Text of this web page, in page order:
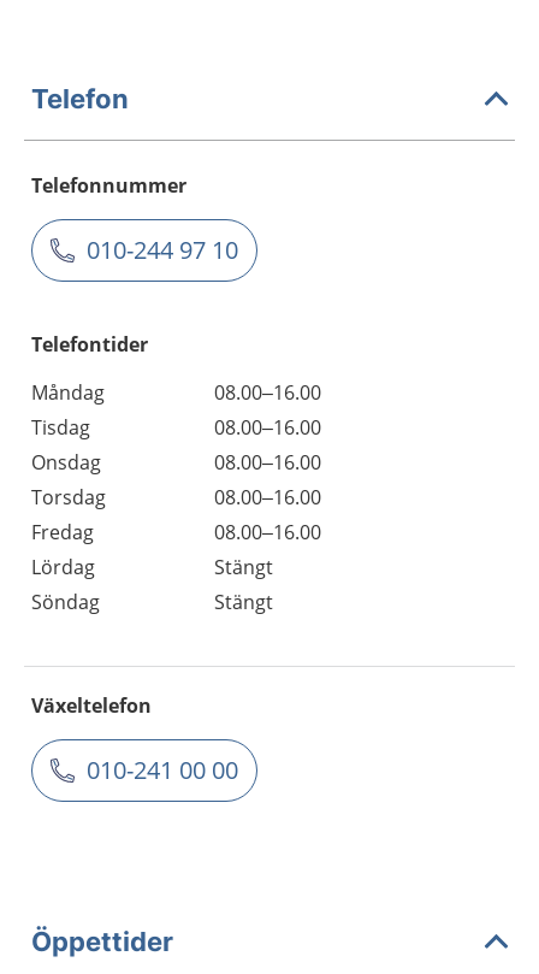
Telefon
Telefonnummer
010-244 97 10
Telefontider
Måndag
08.00–16.00
Tisdag
08.00–16.00
Onsdag
08.00–16.00
Torsdag
08.00–16.00
Fredag
08.00–16.00
Lördag
Stängt
Söndag
Stängt
Växeltelefon
010-241 00 00
Öppettider